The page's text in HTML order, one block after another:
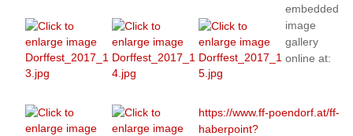
embedded
image
gallery
online at:
https://www.ff-poendorf.at/ff-
haberpoint?